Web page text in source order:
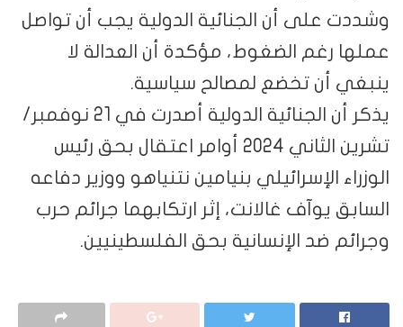
وشددت على أن الجنائية الدولية يجب أن تواصل
عملها رغم الضغوط، مؤكدة أن العدالة لا
ينبغي أن تخضع لمصالح سياسية.
يذكر أن الجنائية الدولية أصدرت في 21 نوفمبر/
تشرين الثاني 2024 أوامر اعتقال بحق رئيس
الوزراء الإسرائيلي بنيامين نتنياهو ووزير دفاعه
السابق يوآف غالانت، إثر ارتكابهما جرائم حرب
وجرائم ضد الإنسانية بحق الفلسطينيين.